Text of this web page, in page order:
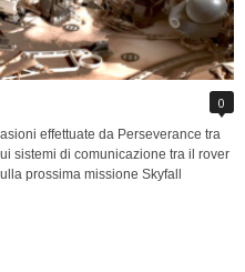
0
effettuate da Perseverance tra
sistemi di comunicazione tra il rover
prossima missione Skyfall